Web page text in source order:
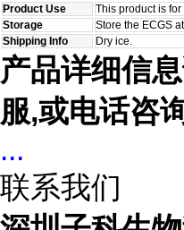
Product Use
This product is
Storage
Store the ECGS
Shipping Info
Dry ice.
产品详细信
服,或电话咨
...
联系我们